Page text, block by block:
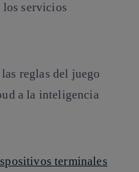
servicios
reglas del juego
a la inteligencia
terminales